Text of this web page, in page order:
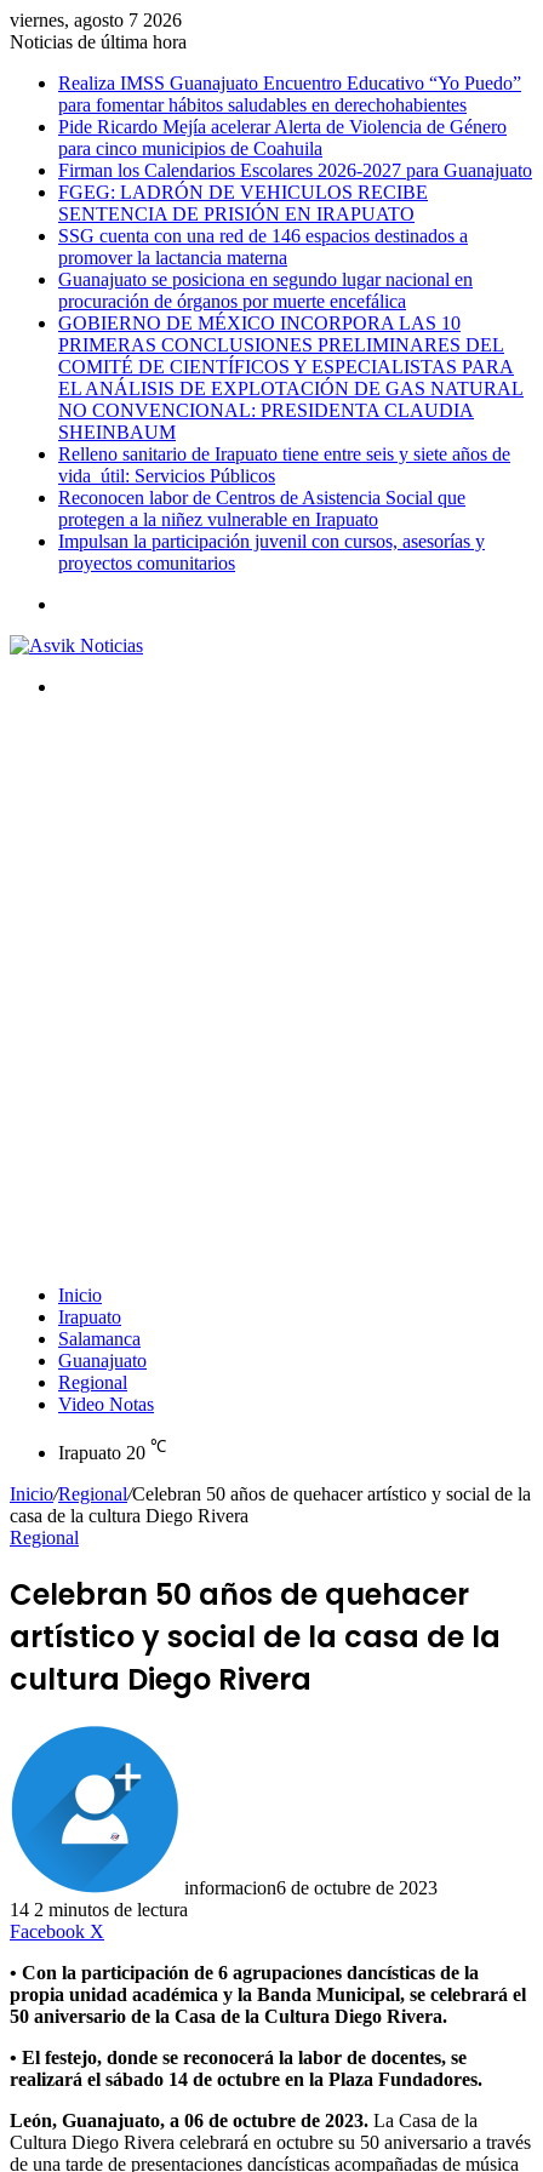
viernes, agosto 7 2026
Noticias de última hora
Realiza IMSS Guanajuato Encuentro Educativo “Yo Puedo”
para fomentar hábitos saludables en derechohabientes
Pide Ricardo Mejía acelerar Alerta de Violencia de Género
para cinco municipios de Coahuila
Firman los Calendarios Escolares 2026-2027 para Guanajuato
FGEG: LADRÓN DE VEHICULOS RECIBE
SENTENCIA DE PRISIÓN EN IRAPUATO
SSG cuenta con una red de 146 espacios destinados a
promover la lactancia materna
Guanajuato se posiciona en segundo lugar nacional en
procuración de órganos por muerte encefálica
GOBIERNO DE MÉXICO INCORPORA LAS 10
PRIMERAS CONCLUSIONES PRELIMINARES DEL
COMITÉ DE CIENTÍFICOS Y ESPECIALISTAS PARA
EL ANÁLISIS DE EXPLOTACIÓN DE GAS NATURAL
NO CONVENCIONAL: PRESIDENTA CLAUDIA
SHEINBAUM
Relleno sanitario de Irapuato tiene entre seis y siete años de
vida útil: Servicios Públicos
Reconocen labor de Centros de Asistencia Social que
protegen a la niñez vulnerable en Irapuato
Impulsan la participación juvenil con cursos, asesorías y
proyectos comunitarios
Inicio
Irapuato
Salamanca
Guanajuato
Regional
Video Notas
Irapuato 20 ℃
Inicio/Regional/Celebran 50 años de quehacer artístico y social de la
casa de la cultura Diego Rivera
Regional
Celebran 50 años de quehacer
artístico y social de la casa de la
cultura Diego Rivera
informacion6 de octubre de 2023
14 2 minutos de lectura
Facebook X
• Con la participación de 6 agrupaciones dancísticas de la
propia unidad académica y la Banda Municipal, se celebrará el
50 aniversario de la Casa de la Cultura Diego Rivera.
• El festejo, donde se reconocerá la labor de docentes, se
realizará el sábado 14 de octubre en la Plaza Fundadores.
León, Guanajuato, a 06 de octubre de 2023. La Casa de la
Cultura Diego Rivera celebrará en octubre su 50 aniversario a través
de una tarde de presentaciones dancísticas acompañadas de música